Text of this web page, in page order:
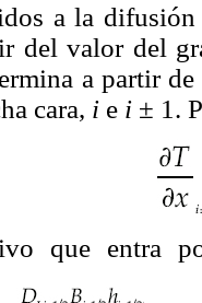
a la
del valor del
a partir
cara, i e i ± 1.
que entra